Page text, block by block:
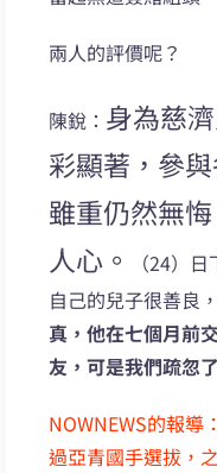
兩人的評價呢？
陳銳： 身為慈
彩顯著，參
雖重仍然無
人心。
（24）
自己的兒子很善良，
真，他在七個月前
友，可是我們疏忽
NOWNEWS的報導
過亞青國手選拔，